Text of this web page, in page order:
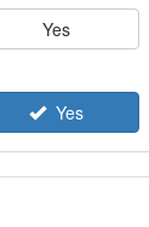
Yes
Yes